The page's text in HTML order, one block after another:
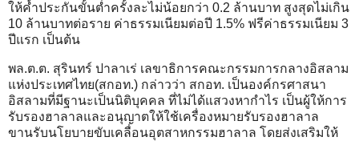
ให้ค้ำประกันขั้นต่ำครั้งละไม่น้อยกว่า 0.2 ล้านบาท สูงสุดไม่เกิน
10 ล้านบาทต่อราย ค่าธรรมเนียมต่อปี 1.5% ฟรีค่าธรรมเนียม 3
ปีแรก เป็นต้น
พล.ต.ต. สุรินทร์ ปาลาเร่ เลขาธิการคณะกรรมการกลางอิสลาม
แห่งประเทศไทย(สกอท.) กล่าวว่า สกอท. เป็นองค์กรศาสนา
อิสลามที่มีฐานะเป็นนิติบุคคล ที่ไม่ได้แสวงหากำไร เป็นผู้ให้การ
รับรองฮาลาลและอนุญาตให้ใช้เครื่องหมายรับรองฮาลาล
ขานรับนโยบายขับเคลื่อนอุตสาหกรรมฮาลาล โดยส่งเสริมให้